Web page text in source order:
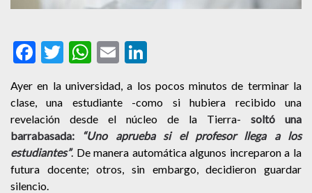
Facebook
Twitter
WhatsApp
Email
Ayer en la universidad, a los pocos minutos de terminar la
clase, una estudiante -como si hubiera recibido una
revelación desde el núcleo de la Tierra- soltó una
barrabasada: “Uno aprueba si el profesor llega a los
estudiantes”. De manera automática algunos increparon a la
futura docente; otros, sin embargo, decidieron guardar
silencio.